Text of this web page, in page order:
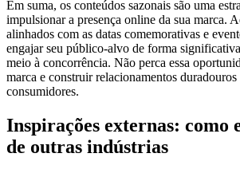
Em suma, os conteúdos sazonais são uma
impulsionar a presença online da sua marca.
alinhados com as datas comemorativas e
engajar seu público-alvo de forma
meio à concorrência. Não perca essa
marca e construir relacionamentos duradouros
consumidores.
Inspirações externas: como
de outras indústrias